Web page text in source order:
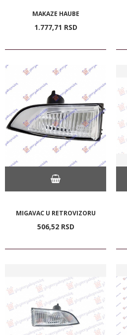
MAKAZE HAUBE
1.777,71 RSD
MIGAVAC U RETROVIZORU
506,52 RSD